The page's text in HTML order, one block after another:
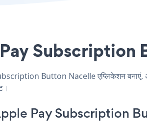
Subscription
Button Nacelle एप्लिकेशन बनाएं,
Pay Subscription